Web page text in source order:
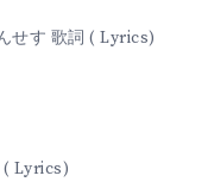
せす 歌詞 ( Lyrics)
( Lyrics)